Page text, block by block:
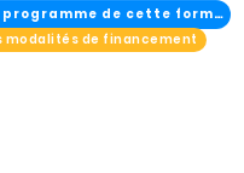
Je télécharge le programme de cette formation
modalités de financement